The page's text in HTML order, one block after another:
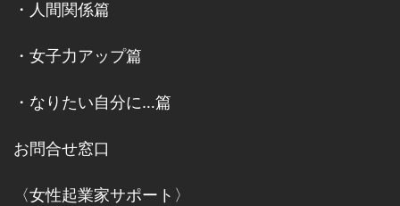
・ 人間関係篇
・ 女子力アップ篇
・ なりたい自分に…篇
お問合せ窓口
〈女性起業家サポート〉